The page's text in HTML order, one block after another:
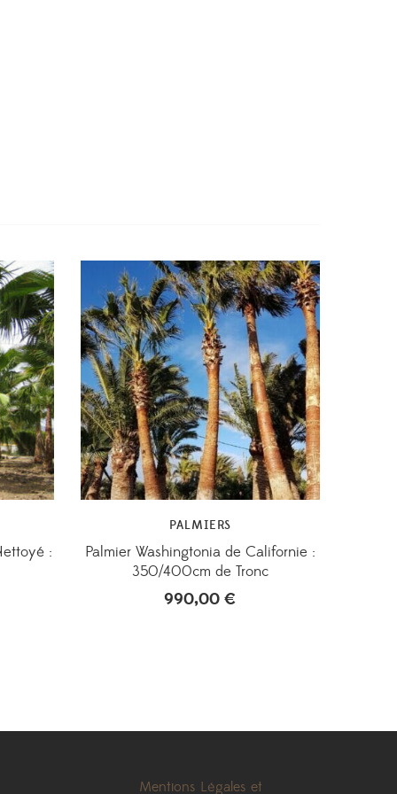
:
PALMIERS
Palmier Washingtonia de Californie :
350/400cm de Tronc
990,00 €
Mentions Légales et